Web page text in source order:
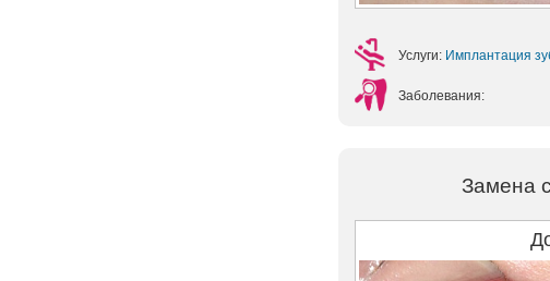
Услуги: Имплантация
Заболевания:
Замена